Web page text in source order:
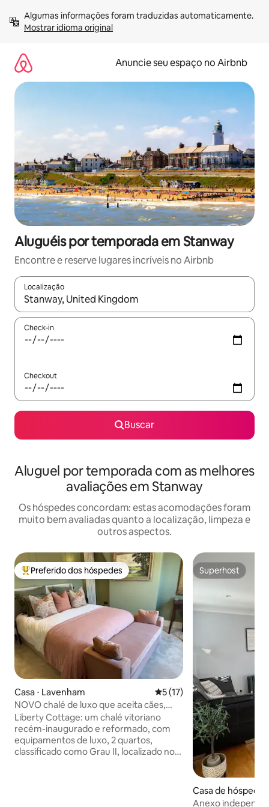
para
Mostrar idioma original
Anuncie seu espaço no Airbnb
Aluguéis por temporada em Stanway
Encontre e reserve lugares incríveis no Airbnb
Localização
Quando os resultados estiverem disponíveis, explore-os
Check-in
Checkout
Buscar
Aluguel por temporada com as melhores
avaliações em Stanway
Os hóspedes concordam: estas acomodações foram
muito bem avaliadas quanto a localização, limpeza e
outros aspectos.
Entre os melhores preferidos dos hóspedes
Preferido dos hóspedes
Casa ⋅ Lavenham 5 de uma avaliação média
5 (17)
NOVO chalé de luxo que aceita cães,
estacionamento para veículos elétricos,
jardim
Liberty Cottage: um chalé vitoriano
recém-inaugurado e reformado, com
equipamentos de luxo, 2 quartos,
classificado como Grau II, localizado no
Superhost
Superhost
Casa de
ter
Anexo